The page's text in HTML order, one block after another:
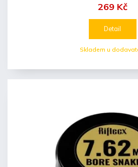
Skladem u
269 Kč
Detail